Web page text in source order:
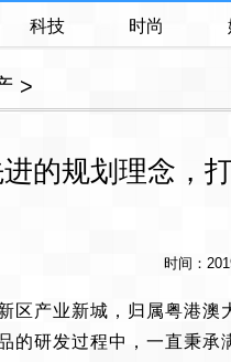
科技 时尚
>
的规划理念，
时间：
区产业新城，归属粤港澳
的研发过程中，一直秉承